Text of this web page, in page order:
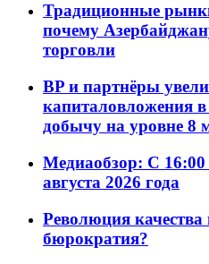
Традиционные
почему
торговли
BP и партнёры
капиталовложения
добычу на уровне 8
Медиаобзор: С 16:00
августа 2026 года
Революция
бюрократия?